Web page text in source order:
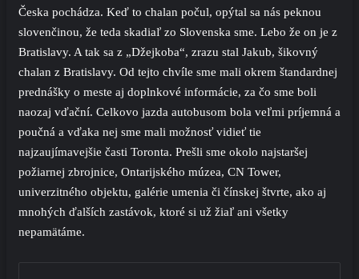
Česka pochádza. Keď to chalan počul, opýtal sa nás peknou
slovenčinou, že teda skadiaľ zo Slovenska sme. Lebo že on je z
Bratislavy. A tak sa z „Džejkoba“, zrazu stal Jakub, šikovný
chalan z Bratislavy. Od tejto chvíle sme mali okrem štandardnej
prednášky o meste aj doplnkové informácie, za čo sme boli
naozaj vďační. Celkovo jazda autobusom bola veľmi príjemná a
poučná a vďaka nej sme mali možnosť vidieť tie
najzaujímavejšie časti Toronta. Prešli sme okolo najstaršej
požiarnej zbrojnice, Ontarijského múzea, CN Tower,
univerzitného objektu, galérie umenia či čínskej štvrte, ako aj
mnohých ďalších zastávok, ktoré si už žiaľ ani všetky
nepamätáme.